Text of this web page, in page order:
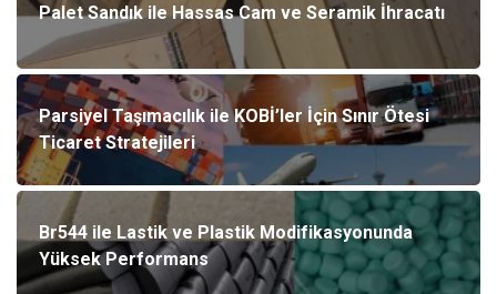
Palet Sandık ile Hassas Cam ve Seramik İhracatı
Parsiyel Taşımacılık ile KOBİ’ler İçin Sınır Ötesi
Ticaret Stratejileri
Br544 ile Lastik ve Plastik Modifikasyonunda
Yüksek Performans